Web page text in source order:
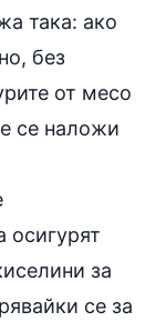
така: ако
без
от месо
се наложи
осигурят
за
се за